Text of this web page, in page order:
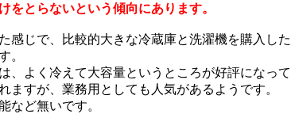
をとらないという傾向にあります。
じで、比較的大きな冷蔵庫と洗濯機を購入した
。
、よく冷えて大容量というところが好評になって
すが、業務用としても人気があるようです。
など無いです。